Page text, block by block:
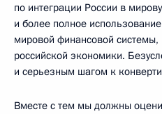
по интеграции России в
и более полное
мировой финансовой системы,
российской экономики.
и серьезным шагом к
Вместе с тем мы должны